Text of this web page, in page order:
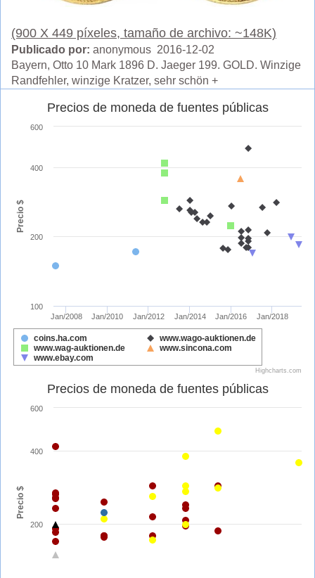
(900 X 449 píxeles, tamaño de archivo: ~148K)
Publicado por: anonymous 2016-12-02
Bayern, Otto 10 Mark 1896 D. Jaeger 199. GOLD. Winzige
Randfehler, winzige Kratzer, sehr schön +